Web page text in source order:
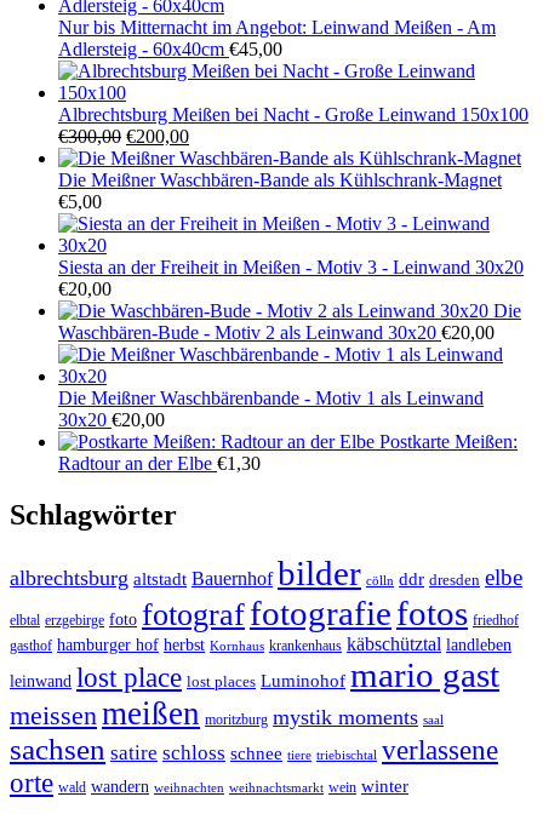
Nur bis Mitternacht im Angebot: Leinwand Meißen - Am
Adlersteig - 60x40cm €45,00
Albrechtsburg Meißen bei Nacht - Große Leinwand 150x100
€300,00 Ursprünglicher
Preis
war:
€200,00Aktueller
Preis
ist:
Die Meißner Waschbären-Bande als Kühlschrank-Magnet
€5,00
Siesta an der Freiheit in Meißen - Motiv 3 - Leinwand 30x20
€20,00
Die
Waschbären-Bude - Motiv 2 als Leinwand 30x20 €20,00
Die Meißner Waschbärenbande - Motiv 1 als Leinwand
30x20 €20,00
Postkarte Meißen:
Radtour an der Elbe €1,30
Schlagwörter
albrechtsburg altstadt Bauernhof bilder cölln ddr dresden elbe
elbtal erzgebirge foto fotograffotografiefotos friedhof
gasthof hamburger hof herbst Kornhaus krankenhaus käbschütztal landleben
leinwand lost place lost places Luminohof mario gast
meissenmeißen moritzburg mystik moments saal
sachsen satire schloss schnee tiere triebischtal verlassene
orte wald wandern weihnachten weihnachtsmarkt wein winter